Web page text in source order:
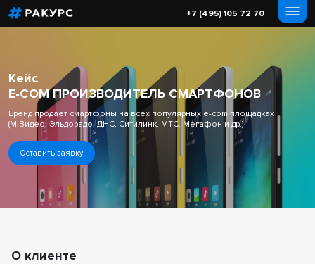
+7 (495) 105 72 70
Кейс
E-COM ПРОИЗВОДИТЕЛЬ СМАРТФОНОВ
Бренд продает смартфоны на всех популярных е-com площадках
(М.Видео, Эльдорадо, ДНС, Ситилинк, МТС, Мегафон и др.)
Оставить заявку
О клиенте